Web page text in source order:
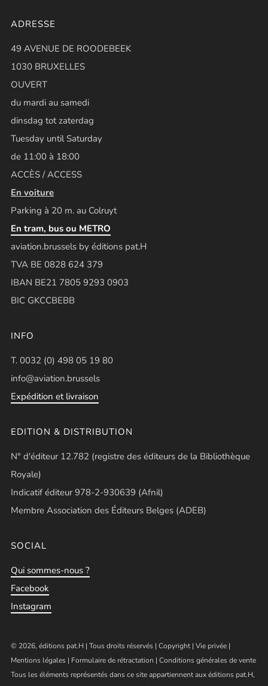
ADRESSE
49 AVENUE DE ROODEBEEK
1030 BRUXELLES
OUVERT
du mardi au samedi
dinsdag tot zaterdag
Tuesday until Saturday
de 11:00 à 18:00
ACCÈS / ACCESS
En voiture
Parking à 20 m. au Colruyt
En tram, bus ou METRO
aviation.brussels by éditions pat.H
TVA BE 0828 624 379
IBAN BE21 7805 9293 0903
BIC GKCCBEBB
INFO
T. 0032 (0) 498 05 19 80
info@aviation.brussels
Expédition et livraison
EDITION & DISTRIBUTION
N° d'éditeur 12.782 (registre des éditeurs de la Bibliothèque
Royale)
Indicatif éditeur 978-2-930639 (Afnil)
Membre Association des Éditeurs Belges (ADEB)
SOCIAL
Qui sommes-nous ?
Facebook
Instagram
© 2026, éditions pat.H | Tous droits réservés | Copyright| Vie privée |
Mentions légales | Formulaire de rétractation | Conditions générales de vente
Tous les éléments représentés dans ce site appartiennent aux éditions pat.H,